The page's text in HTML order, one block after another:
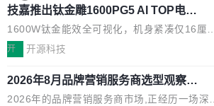
求时倾向于先问AI。几组数据指向一致:GEO已
从营销"加分项"变成品牌在AI时...
用 AI，完全不用切换标签页。 划词工具栏是什
么 安装 AI Helper 后，在任意网页选中文本，
区旁边会自动浮现一个工具栏： 工具 功能 典
场景 AI 搜索 联网搜索相关信息 看到陌生概念
想快速了解背景 解释 让 AI 解释选中文本 读到
费解...
问得好。 因为我自己也是从用户变成开发者的
现有产品的天花板 我用过不少 AI 浏览器插件
刚开始觉得都挺好——选中一段文字，弹出解
要。但用久了你会发现，它们本质上都是同一
东西：一个带网页上下文的聊天框。 它们能读
技嘉推出钛金雕1600PG5 AI TOP电
源：为发烧级主机与本地AI算力打造旗
舰供电方案
1600W钛金能效全可视化，机身紧凑仅16厘
继2026台北电脑展首度亮相后，技嘉科技近日
电源专为发烧级DIY主机与本地AI算力平台打
造，整机长度仅16厘米，提供1600W额定功率
开 开源科技
2026年8月品牌营销服务商选型观察：
从流量思维到品牌资产思维的范式转移
2026年的品牌营销服务商市场,正经历一场深